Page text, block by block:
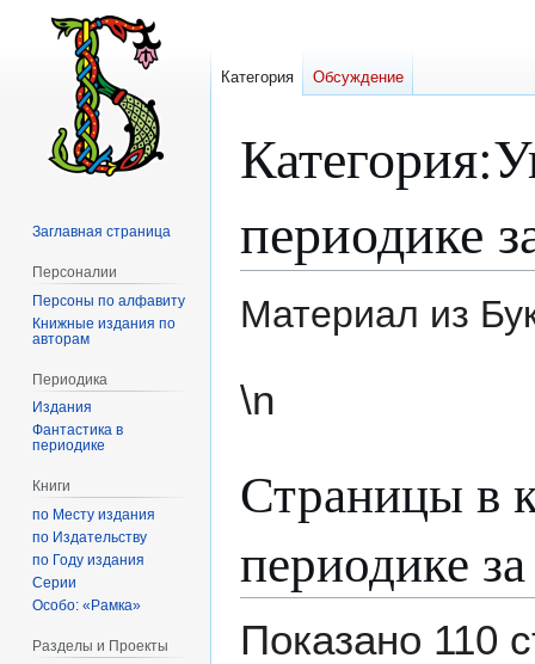
Категория:
периодике
Материал из
кк
\n
Страницы в
периодике
Показано 110
Категория Обсуждение
Заглавная страница
Персоналии
Персоны по алфавиту
Книжные издания по
авторам
Периодика
Издания
Фантастика в
периодике
Книги
по Месту издания
по Издательству
по Году издания
Серии
Особо: «Рамка»
Разделы и Проекты